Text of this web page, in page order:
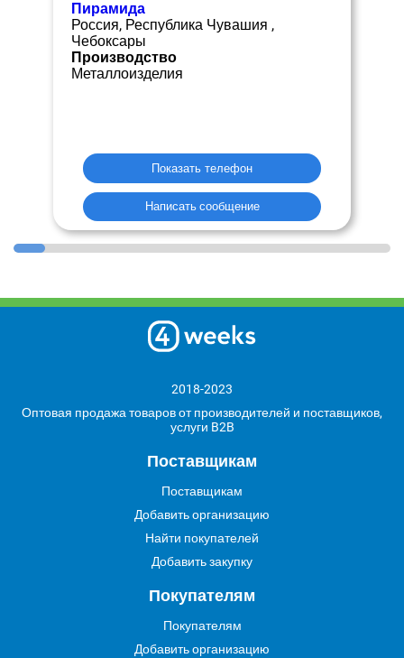
Пирамида
Россия, Республика Чувашия ,
Чебоксары
Производство
Металлоизделия
Показать телефон
Написать сообщение
2018-2023
Оптовая продажа товаров от производителей и поставщиков,
услуги B2B
Поставщикам
Поставщикам
Добавить организацию
Найти покупателей
Добавить закупку
Покупателям
Покупателям
Добавить организацию